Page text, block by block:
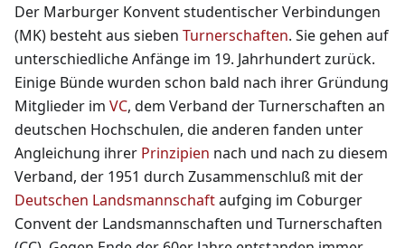
Der Marburger Konvent studentischer Verbindungen
(MK) besteht aus sieben Turnerschaften. Sie gehen auf
unterschiedliche Anfänge im 19. Jahrhundert zurück.
Einige Bünde wurden schon bald nach ihrer Gründung
Mitglieder im VC, dem Verband der Turnerschaften an
deutschen Hochschulen, die anderen fanden unter
Angleichung ihrer Prinzipien nach und nach zu diesem
Verband, der 1951 durch Zusammenschluß mit der
Deutschen Landsmannschaftaufging im Coburger
Convent der Landsmannschaften und Turnerschaften